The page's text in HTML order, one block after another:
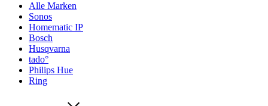
Alle Marken
Sonos
Homematic IP
Bosch
Husqvarna
tado°
Philips Hue
Ring